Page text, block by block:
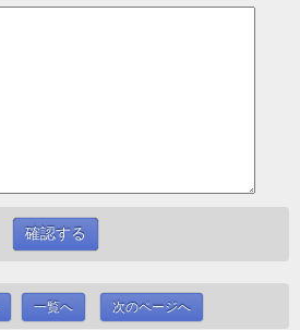
一覧へ 次のページへ